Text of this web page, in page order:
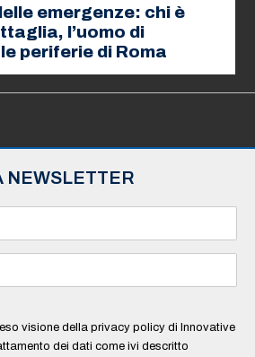
emergenze: chi è
l’uomo di
periferie di Roma
NEWSLETTER
visione della privacy policy di Innovative
dei dati come ivi descritto